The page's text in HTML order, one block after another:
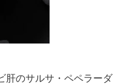
肝のサルサ・ペペラーダ